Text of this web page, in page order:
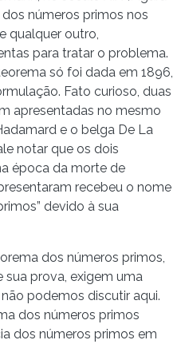
números primos nos
qualquer outro,
para tratar o problema.
só foi dada em 1896,
Fato curioso, duas
apresentadas no mesmo
e o belga De La
notar que os dois
época da morte de
recebeu o nome
devido à sua
dos números primos,
sua prova, exigem uma
podemos discutir aqui.
dos números primos
dos números primos em